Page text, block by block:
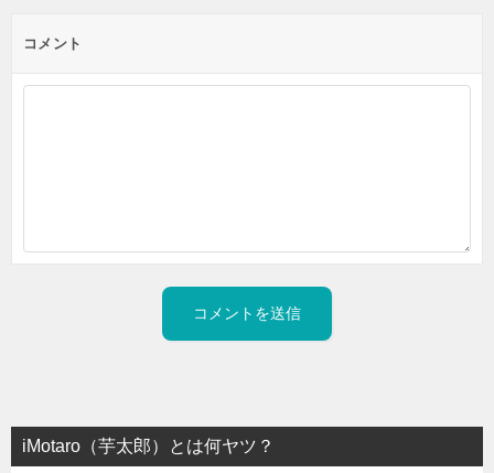
コメント
iMotaro（芋太郎）とは何ヤツ？